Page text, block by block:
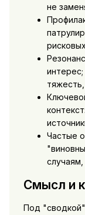
не
Частые
Смысл и
Под